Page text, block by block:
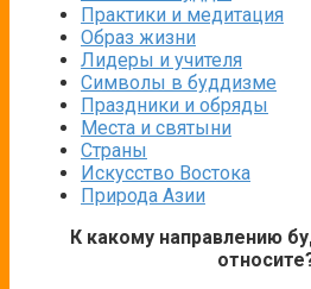
Практики и медитация
Образ жизни
Лидеры и учителя
Символы в буддизме
Праздники и обряды
Места и святыни
Страны
Искусство Востока
Природа Азии
К какому направлению